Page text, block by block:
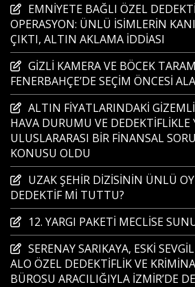
EMNİYETE BAĞLI ÖZEL
OPERASYON: ÜNLÜ İSİMLERİN
ÇIKTI, ALTIN AKLAMA İDDİASI
GİZLİ KAMERA VE BÖCEK
FENERBAHÇE’DE SEÇİM ÖNCESİ
ALTIN FİYATLARINDAKİ GİZEMLİ
HAVA DURUMU VE DEDEKTİFLİKLE
ULUSLARARASI BİR FİNANSAL
KONUSU OLDU
UZAK ŞEHİR DİZİSİNİN ÜNLÜ
DEDEKTİF Mİ TUTTU?
12. YARGI PAKETİ MECLİSE
SERENAY SARIKAYA, ESKİ
ALO ÖZEL DEDEKTİFLİK VE
BÜROSU ARACILIĞIYLA İZMİR’DE